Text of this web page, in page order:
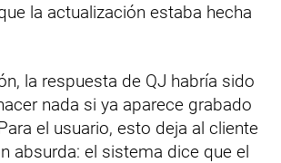
la actualización estaba hecha
la respuesta de QJ habría sido
nada si ya aparece grabado
el usuario, esto deja al cliente
absurda: el sistema dice que el